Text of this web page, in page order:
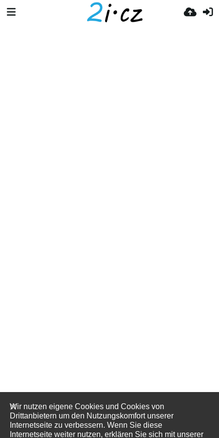
Wir nutzen eigene Cookies und Cookies von
Drittanbietern um den Nutzungskomfort unserer
Internetseite zu verbessern. Wenn Sie diese
Internetseite weiter nutzen, erklären Sie sich mit unserer